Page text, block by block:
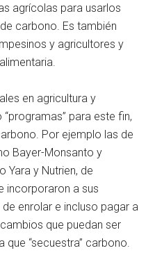
agrícolas para usarlos
carbono. Es también
y agricultores y
en agricultura y
para este fin,
Por ejemplo las de
Bayer-Monsanto y
Yara y Nutrien, de
incorporaron a sus
enrolar e incluso pagar a
que puedan ser
“secuestra” carbono.